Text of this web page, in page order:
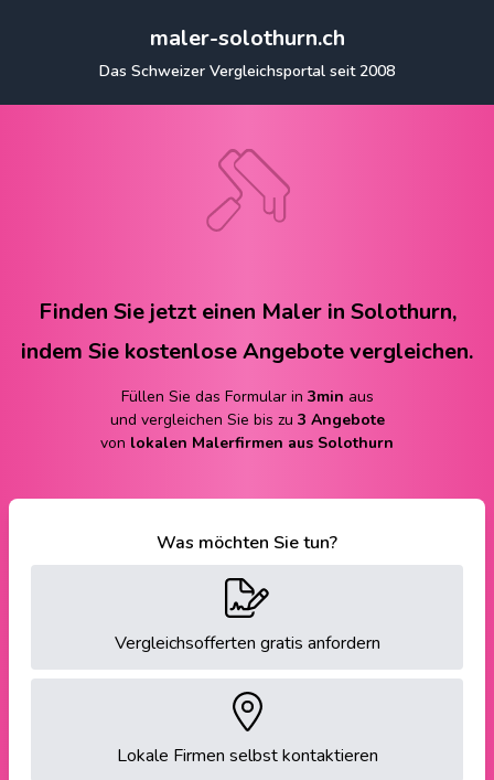
maler-solothurn.ch
Das Schweizer Vergleichsportal seit 2008
Finden Sie jetzt einen Maler in Solothurn,
indem Sie kostenlose Angebote vergleichen.
Füllen Sie das Formular in 3min aus
und vergleichen Sie bis zu 3 Angebote
von lokalen Malerfirmen aus Solothurn
Was möchten Sie tun?
Vergleichsofferten gratis anfordern
Lokale Firmen selbst kontaktieren